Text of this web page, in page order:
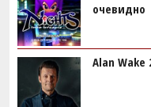
очевидно
Alan